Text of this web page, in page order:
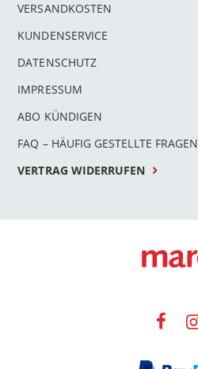
VERSANDKOSTEN
KUNDENSERVICE
DATENSCHUTZ
IMPRESSUM
ABO KÜNDIGEN
FAQ – HÄUFIG GESTELLTE FRAGEN
VERTRAG WIDERRUFEN